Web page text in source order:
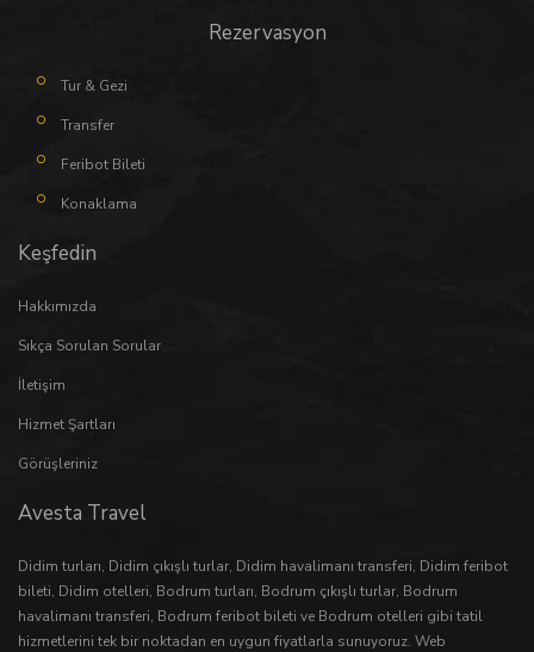
Rezervasyon
Tur & Gezi
Transfer
Feribot Bileti
Konaklama
Keşfedin
Hakkımızda
Sıkça Sorulan Sorular
İletişim
Hizmet Şartları
Görüşleriniz
Avesta Travel
Didim turları, Didim çıkışlı turlar, Didim havalimanı transferi, Didim feribot
bileti, Didim otelleri, Bodrum turları, Bodrum çıkışlı turlar, Bodrum
havalimanı transferi, Bodrum feribot bileti ve Bodrum otelleri gibi tatil
hizmetlerini tek bir noktadan en uygun fiyatlarla sunuyoruz. Web